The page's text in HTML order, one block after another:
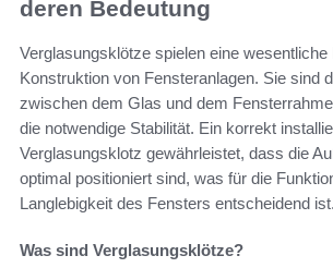
deren Bedeutung
Verglasungsklötze spielen eine wesentliche
Konstruktion von Fensteranlagen. Sie sind
zwischen dem Glas und dem
die notwendige Stabilität. Ein korrekt
Verglasungsklotz gewährleistet, dass die
optimal positioniert sind, was für die
Langlebigkeit des Fensters entscheidend ist.
Was sind Verglasungsklötze?